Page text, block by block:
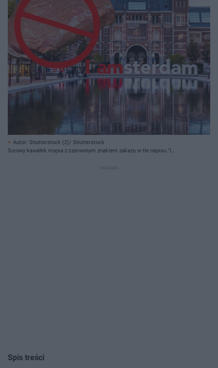
Autor: Shutterstock (2)/ Shutterstock
Surowy kawałek mięsa z czerwonym znakiem zakazu w tle napisu "I
reklamowania mięsa w Amsterdamie, o czym więcej przeczytasz na Super
Spis treści